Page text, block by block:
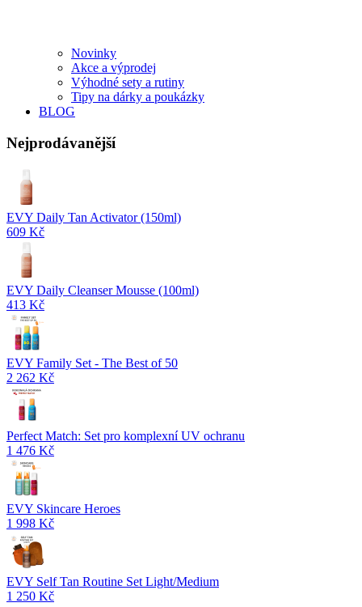
Novinky
Akce a výprodej
Výhodné sety a rutiny
Tipy na dárky a poukázky
BLOG
Nejprodávanější
EVY Daily Tan Activator (150ml)
609 Kč
EVY Daily Cleanser Mousse (100ml)
413 Kč
EVY Family Set - The Best of 50
2 262 Kč
Perfect Match: Set pro komplexní UV ochranu
1 476 Kč
EVY Skincare Heroes
1 998 Kč
EVY Self Tan Routine Set Light/Medium
1 250 Kč